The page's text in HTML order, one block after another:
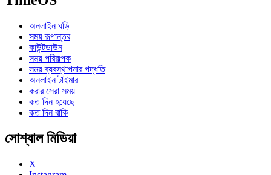
অনলাইন ঘড়ি
সময় রূপান্তর
কাউন্টডাউন
সময় পরিকল্পক
সময় ব্যবস্থাপনার পদ্ধতি
অনলাইন টাইমার
করার সেরা সময়
কত দিন হয়েছে
কত দিন বাকি
সোশ্যাল মিডিয়া
X